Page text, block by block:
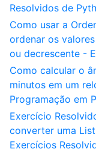
Resolvidos de
Como usar a
ordenar os
ou decrescente -
Como calcular o
minutos em um
Programação em
Exercício
converter uma
Exercícios